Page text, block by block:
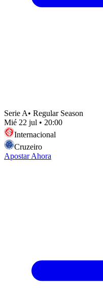
Serie A• Regular Season
Mié 22 jul • 20:00
Internacional
Cruzeiro
Apostar Ahora